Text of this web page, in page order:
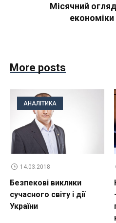
Місячний
More posts
АНАЛІТИКА
14.03.2018
Безпекові виклики
сучасного світу і дії
України